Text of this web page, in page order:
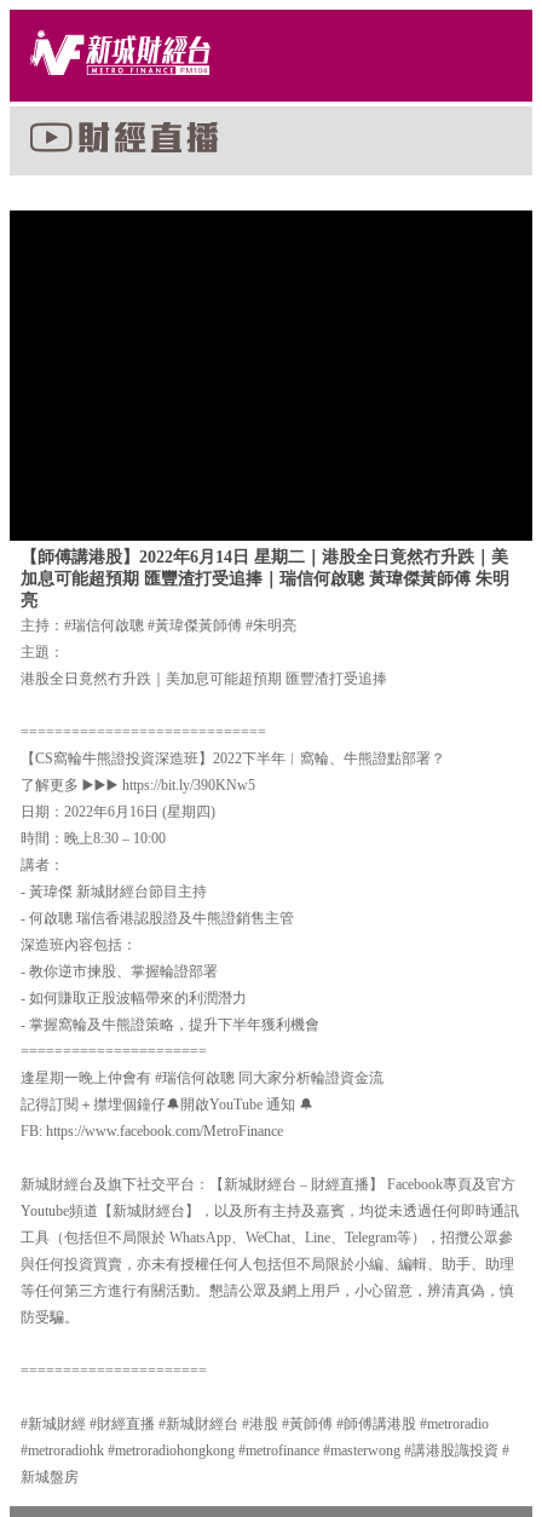
【師傅講港股】2022年6月14日 星期二｜港股全日竟然冇升跌｜美
加息可能超預期 匯豐渣打受追捧｜瑞信何啟聰 黃瑋傑黃師傅 朱明
亮
主持：#瑞信何啟聰 #黃瑋傑黃師傅 #朱明亮
主題：
港股全日竟然冇升跌｜美加息可能超預期 匯豐渣打受追捧
=============================
【CS窩輪牛熊證投資深造班】2022下半年︱窩輪、牛熊證點部署？
了解更多 ▶️▶️▶️ https://bit.ly/390KNw5
日期：2022年6月16日 (星期四)
時間：晚上8:30 – 10:00
講者：
- 黃瑋傑 新城財經台節目主持
- 何啟聰 瑞信香港認股證及牛熊證銷售主管
深造班內容包括：
- 教你逆市揀股、掌握輪證部署
- 如何賺取正股波幅帶來的利潤潛力
- 掌握窩輪及牛熊證策略，提升下半年獲利機會
======================
逢星期一晚上仲會有 #瑞信何啟聰 同大家分析輪證資金流
記得訂閱＋㩒埋個鐘仔🔔開啟YouTube 通知 🔔
FB: https://www.facebook.com/MetroFinance
新城財經台及旗下社交平台：【新城財經台 – 財經直播】 Facebook專頁及官方
Youtube頻道【新城財經台】，以及所有主持及嘉賓，均從未透過任何即時通訊
工具（包括但不局限於 WhatsApp、WeChat、Line、Telegram等），招攬公眾參
與任何投資買賣，亦未有授權任何人包括但不局限於小編、編輯、助手、助理
等任何第三方進行有關活動。懇請公眾及網上用戶，小心留意，辨清真偽，慎
防受騙。
======================
#新城財經 #財經直播 #新城財經台 #港股 #黃師傅 #師傅講港股 #metroradio
#metroradiohk #metroradiohongkong #metrofinance #masterwong #講港股識投資 #
新城盤房